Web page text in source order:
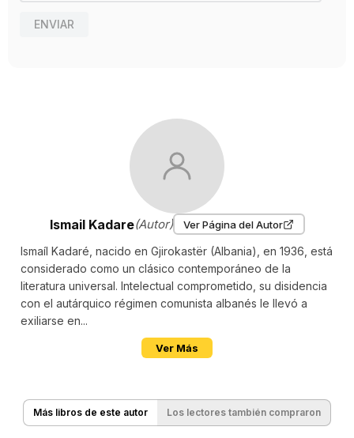
ENVIAR
Ismail Kadare(Autor) Ver Página del Autor
Ismaíl Kadaré, nacido en Gjirokastër (Albania), en 1936, está
considerado como un clásico contemporáneo de la
literatura universal. Intelectual comprometido, su disidencia
con el autárquico régimen comunista albanés le llevó a
exiliarse en...
Ver Más
Más libros de este autor Los lectores también compraron